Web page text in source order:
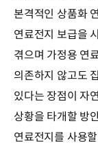
본격적인 상품화
연료전지 보급을
겪으며 가정용 연
의존하지 않고도
있다는 장점이 자
상황을 타개할 방
연료전지를 사용